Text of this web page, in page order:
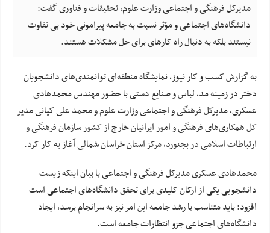
مدیرکل فرهنگی و اجتماعی وزارت علوم، تحقیقات و فناوری گفت:
دانشگاه‌های اجتماعی و مؤثر نسبت به جامعه پیرامونی خود بی تفاوت
نیستند بلکه به دنبال راه کارهای برای حل مشکلات هستند.
به گزارش کسب و کار نیوز، نمایشگاه منطقه‌ای توانمندی‌های دانشجویان
دختر در زمینه مد، لباس و صنایع دستی با حضور مهندس محمدهادی
عسکری، مدیرکل فرهنگی و اجتماعی وزارت علوم و محمد علی کیانی مدیر
کل همکاری‌های فرهنگی و امور ایرانیان خارج از کشور سازمان فرهنگی و
ارتباطات اسلامی در بجنورد، مرکز استان خراسان شمالی آغاز به کار کرد.‌
محمدهادی عسکری مدیرکل فرهنگی و اجتماعی با بیان اینکه زیست
دانشجویی یکی از ارکان کلیدی برای تحقق دانشگاه‌های اجتماعی است
افزود: باید متناسب با رشد جامعه این امر نیز به سرانجام برسد، ایجاد
دانشگاه‌های اجتماعی جزو انتظارات جامعه است.